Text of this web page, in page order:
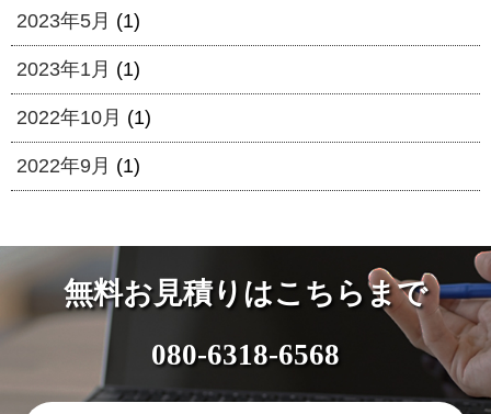
2023年5月 (1)
2023年1月 (1)
2022年10月 (1)
2022年9月 (1)
無料お見積りはこちらまで
080-6318-6568